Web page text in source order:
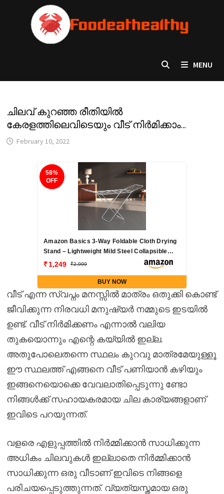
MENU
ചിലവ് കുറഞ്ഞ രീതിയിൽ
കേരളത്തിലെവിടെയും വീട് നിർമിക്കാം…
February 10, 2022
Amazon Basics 3-Way Foldable Cloth Drying
Stand – Lightweight Mild Steel Collapsible
Rack with 20 Rails & 42 Ft Rack Length
1,249 2,999
58%
OFF
BUY NOW
വീട് എന്ന സ്വപ്നം മനസ്സിൽ മാത്രം ഒതുക്കി കൊണ്ട്
ജീവിക്കുന്ന നിരവധി മനുഷ്യർ നമ്മുടെ ഇടയിൽ
ഉണ്ട്. വീട് നിർമിക്കണം എന്നാൽ വലിയ
തുകയൊന്നും എന്റെ കയ്യിൽ ഇല്ല.
അതുപോലെതന്നെ സ്ഥലം കുറവു മാത്രമേയുള്ളൂ
ഈ സ്ഥലത്ത് എങ്ങനെ വീട് പണിയാൻ കഴിയും
ഇങ്ങനെയൊക്കെ വേവലാതിപ്പെടുന്നു ണ്ടോ
നിങ്ങൾക്ക് സഹായകരമായ ചില കാര്യങ്ങളാണ്
ഇവിടെ പറയുന്നത്.
വളരെ എളുപ്പത്തിൽ നിർമ്മിക്കാൻ സാധിക്കുന്ന
അധികം ചിലവുകൾ ഇല്ലാതെ നിർമ്മിക്കാൻ
സാധിക്കുന്ന ഒരു വീടാണ് ഇവിടെ നിങ്ങളെ
പരിചയപ്പെടുത്തുന്നത്. വ്യത്യസ്തമായ ഒരു